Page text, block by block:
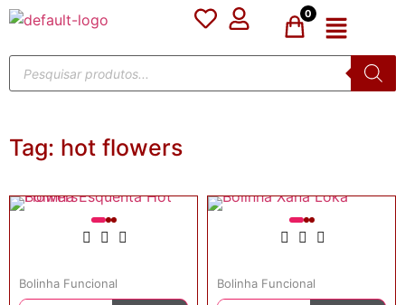
0
Tag: hot flowers
Bolinha Funcional Bolinha Funcional